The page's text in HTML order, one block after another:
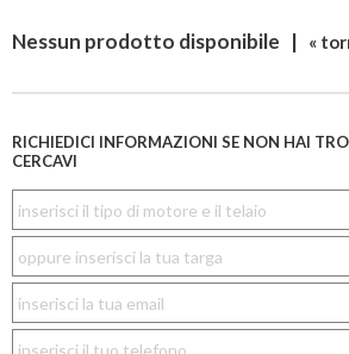
Nessun prodotto disponibile | «
RICHIEDICI INFORMAZIONI SE NON HAI
CERCAVI